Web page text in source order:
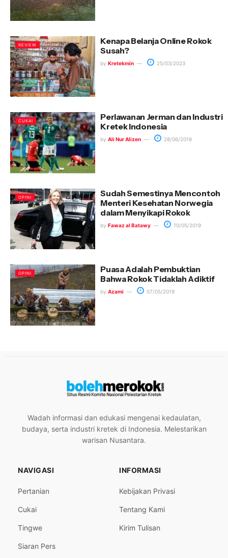
REVIEW
Kenapa Belanja Online Rokok
Susah?
by Kretekmin 25/03/2023
CUKAI
Perlawanan Jerman dan Industri
Kretek Indonesia
by Ali Nur Alizen 28/06/2018
OPINI
Sudah Semestinya Mencontoh
Menteri Kesehatan Norwegia
dalam Menyikapi Rokok
by Fawaz al Batawy 10/05/2019
OPINI
Puasa Adalah Pembuktian
Bahwa Rokok Tidaklah Adiktif
by Azami 07/05/2019
Wadah informasi dan edukasi mengenai kedaulatan,
budaya, serta industri kretek di Indonesia. Melestarikan
warisan Nusantara.
NAVIGASI
Pertanian
Cukai
Tingwe
Siaran Pers
INFORMASI
Kebijakan Privasi
Tentang Kami
Kirim Tulisan